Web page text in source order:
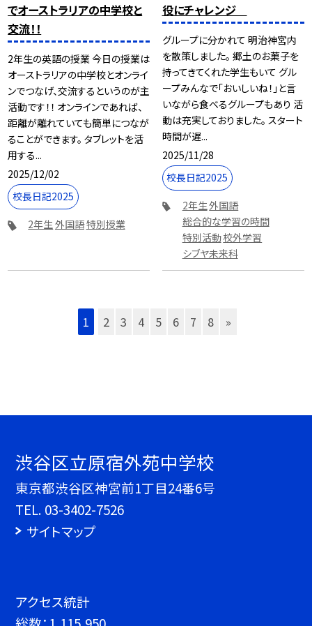
でオーストラリアの中学校と
交流！！
2年生の英語の授業 今日の授業は
オーストラリアの中学校とオンライ
ンでつなげ、交流するというのが主
活動です！！ オンラインであれば、
距離が離れていても簡単につなが
ることができます。 タブレットを活
用する...
2025/12/02
校長日記2025
2年生外国語特別授業
役にチャレンジ
グループに分かれて 明治神宮内
を散策しました。 郷土のお菓子を
持ってきてくれた学生もいて グル
ープみんなで「おいしいね！」と言
いながら食べるグループもあり 活
動は充実しておりました。 スタート
時間が遅...
2025/11/28
校長日記2025
2年生外国語
総合的な学習の時間
特別活動校外学習
シブヤ未来科
1 2 3 4 5 6 7 8 »
渋谷区立原宿外苑中学校
東京都渋谷区神宮前1丁目24番6号
TEL. 03-3402-7526
サイトマップ
アクセス統計